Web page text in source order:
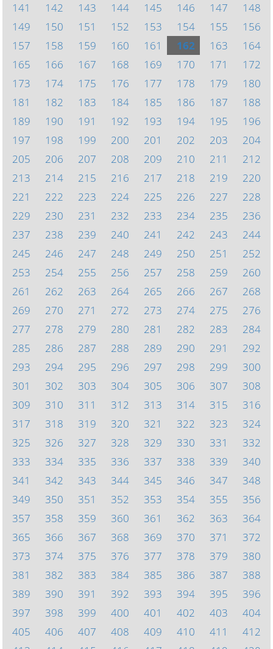
141
142 143 144 145 146 147
148
149
150 151 152 153 154 155
156
157
158 159 160 161 162 163
164
165
166 167 168 169 170 171
172
173
174 175 176 177 178 179
180
181
182 183 184 185 186 187
188
189
190 191 192 193 194 195
196
197
198 199 200 201 202 203
204
205
206 207 208 209 210 211
212
213
214 215 216 217 218 219
220
221
222 223 224 225 226 227
228
229
230 231 232 233 234 235
236
237
238 239 240 241 242 243
244
245
246 247 248 249 250 251
252
253
254 255 256 257 258 259
260
261
262 263 264 265 266 267
268
269
270 271 272 273 274 275
276
277
278 279 280 281 282 283
284
285
286 287 288 289 290 291
292
293
294 295 296 297 298 299
300
301
302 303 304 305 306 307
308
309
310 311 312 313 314 315
316
317
318 319 320 321 322 323
324
325
326 327 328 329 330 331
332
333
334 335 336 337 338 339
340
341
342 343 344 345 346 347
348
349
350 351 352 353 354 355
356
357
358 359 360 361 362 363
364
365
366 367 368 369 370 371
372
373
374 375 376 377 378 379
380
381
382 383 384 385 386 387
388
389
390 391 392 393 394 395
396
397
398 399 400 401 402 403
404
405
406 407 408 409 410 411
412